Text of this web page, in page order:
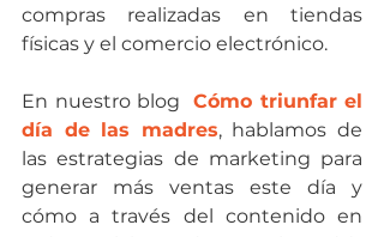
compras realizadas en tiendas
físicas y el comercio electrónico.
En nuestro blog Cómo triunfar el
día de las madres, hablamos de
las estrategias de marketing para
generar más ventas este día y
cómo a través del contenido en